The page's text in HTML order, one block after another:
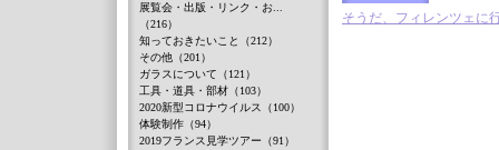
そうだ、フィレンツェに
展覧会・出版・リンク・お...
（216）
知っておきたいこと（212）
その他（201）
ガラスについて（121）
工具・道具・部材（103）
2020新型コロナウイルス（100）
体験制作（94）
2019フランス見学ツアー（91）